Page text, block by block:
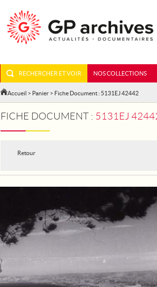
RECHERCHER ET VOIR NOS COLLECTIONS
Accueil > Panier > Fiche Document : 5131EJ 42442
FICHE DOCUMENT : 5131EJ
Retour